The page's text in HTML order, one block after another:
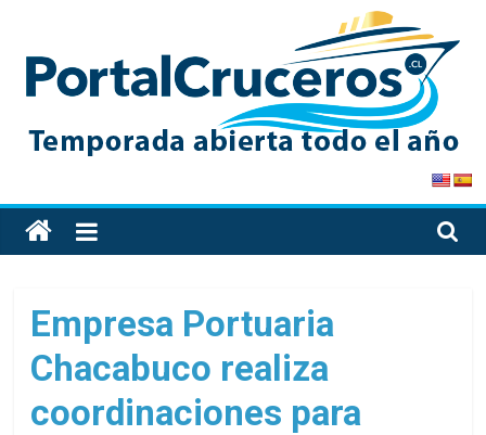
content
PortalCruceros
Toda
la
de
cruceros
en
solo
Empresa Portuaria
Chacabuco realiza
coordinaciones para